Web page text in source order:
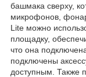
башмака сверху,
микрофонов,
Lite можно
площадку,
что она
подключены
доступным. Также